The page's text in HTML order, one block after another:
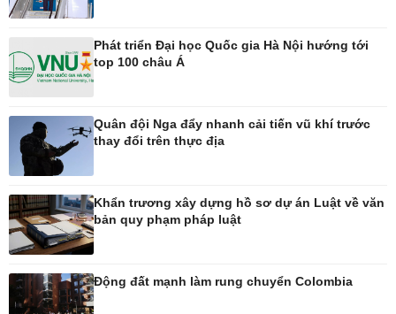
Thế giới
Quan sát
Hồ sơ
Multimedia
Infographic
Kinh tế
Bất động sản
Khởi nghiệp
Tiêu dùng
Xổ số 3 miền
Phát triển Đại học Quốc gia Hà Nội hướng tới
top 100 châu Á
Quân đội Nga đẩy nhanh cải tiến vũ khí trước
thay đổi trên thực địa
Khẩn trương xây dựng hồ sơ dự án Luật về văn
bản quy phạm pháp luật
Động đất mạnh làm rung chuyển Colombia